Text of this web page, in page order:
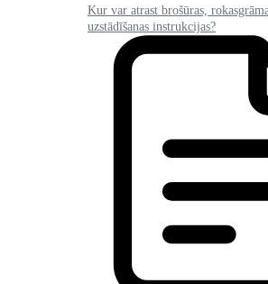
Kur var atrast brošūras,
uzstādīšanas instrukcijas?